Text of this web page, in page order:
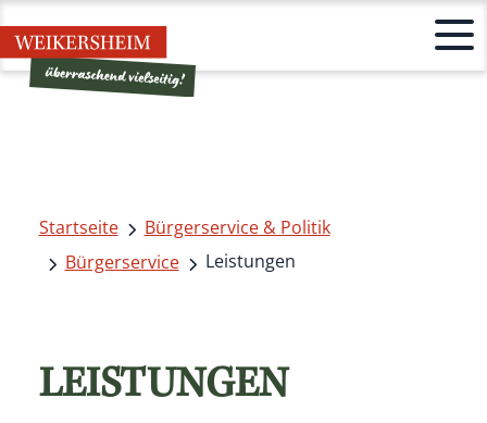
Startseite
Bürgerservice & Politik
Bürgerservice
Leistungen
LEISTUNGEN